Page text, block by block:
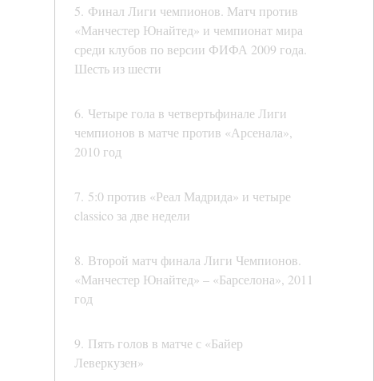
5. Финал Лиги чемпионов. Матч против
«Манчестер Юнайтед» и чемпионат мира
среди клубов по версии ФИФА 2009 года.
Шесть из шести
6. Четыре гола в четвертьфинале Лиги
чемпионов в матче против «Арсенала»,
2010 год
7. 5:0 против «Реал Мадрида» и четыре
classico за две недели
8. Второй матч финала Лиги Чемпионов.
«Манчестер Юнайтед» – «Барселона», 2011
год
9. Пять голов в матче с «Байер
Леверкузен»